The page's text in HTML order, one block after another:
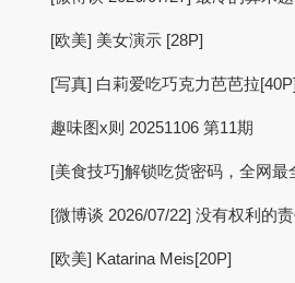
[欧美] 美女演示 [28P]
[写真] 白莉爱吃巧克力芭芭拉[40P]
趣味图x则 20251106 第11期
[美食技巧]解锁吃货密码，全网
[微博谈 2026/07/22] 没有权利的
[欧美] Katarina Meis[20P]